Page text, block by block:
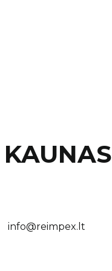
info@reimpex.lt